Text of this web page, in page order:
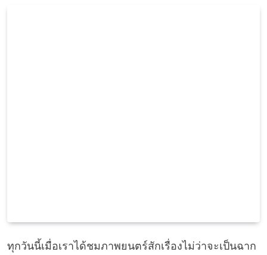
ทุกวันนี้เมื่อเราได้ชมภาพยนตร์สักเรื่องไม่ว่าจะเป็นฉาก